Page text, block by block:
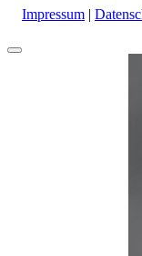
Impressum |
Nach